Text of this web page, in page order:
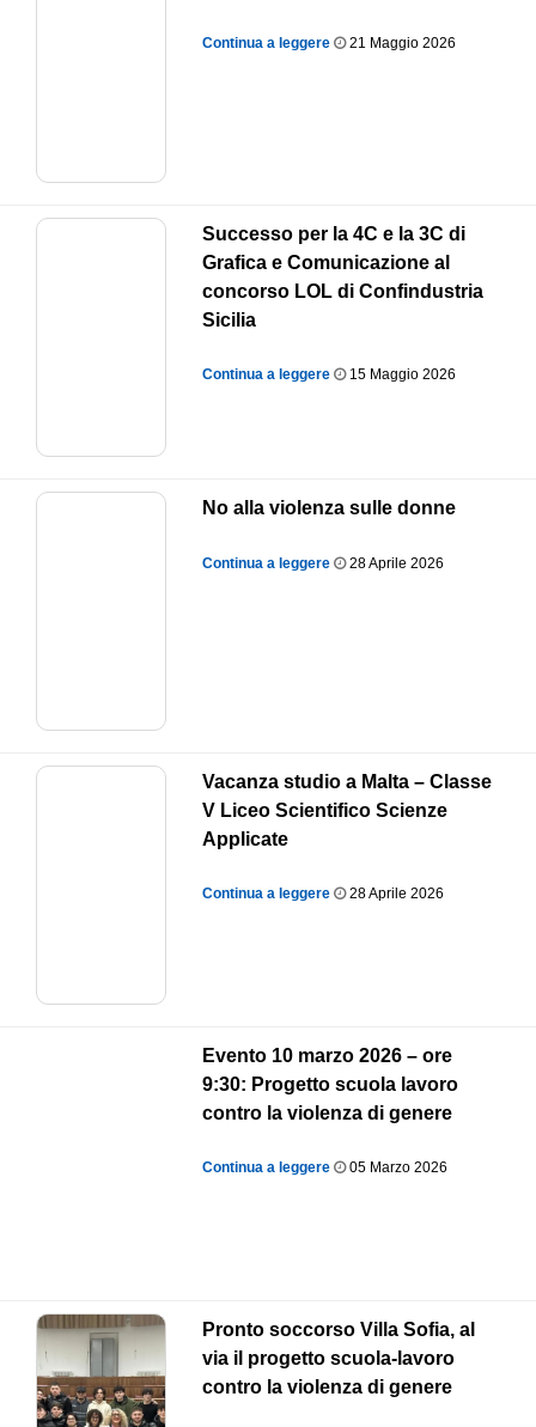
Continua a leggere 21 Maggio 2026
Successo per la 4C e la 3C di
Grafica e Comunicazione al
concorso LOL di Confindustria
Sicilia
Continua a leggere 15 Maggio 2026
No alla violenza sulle donne
Continua a leggere 28 Aprile 2026
Vacanza studio a Malta – Classe
V Liceo Scientifico Scienze
Applicate
Continua a leggere 28 Aprile 2026
Evento 10 marzo 2026 – ore
9:30: Progetto scuola lavoro
contro la violenza di genere
Continua a leggere 05 Marzo 2026
Pronto soccorso Villa Sofia, al
via il progetto scuola-lavoro
contro la violenza di genere